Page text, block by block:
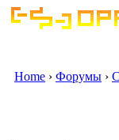
Home › Форумы ›